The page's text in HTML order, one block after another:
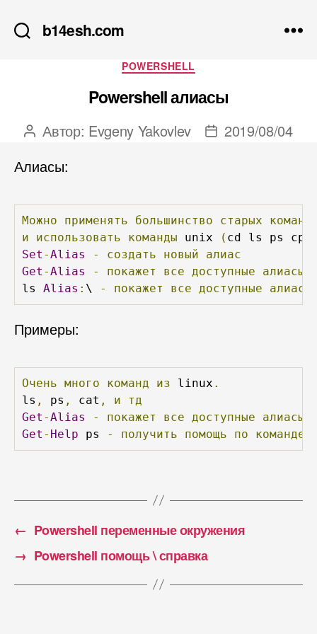
b14esh.com
Рубрики
POWERSHELL
Powershell алиасы
Автор
Автор: Evgeny Yakovlev
Дата2019/08/04
Алиасы:
Можно применять большинство старых команд
и
использовать команды unix ( cd ls ps cp
Set -Alias - создать новый
алиас
Get -Alias - покажет все доступные
алиасы
ls Alias : \ - покажет все доступные алиасы
Примеры:
Очень много команд из linux .
ls , ps , cat , и
тд
Get -Alias - покажет все доступные
алиасы
Get - Help ps - получить помощь по команде
← Powershell переменные окружения
→ Powershell помощь \ справка